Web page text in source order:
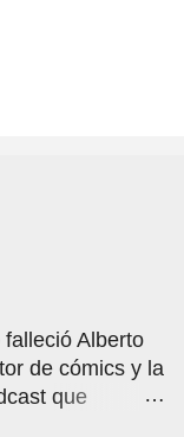
Alberto
de cómics y la
que